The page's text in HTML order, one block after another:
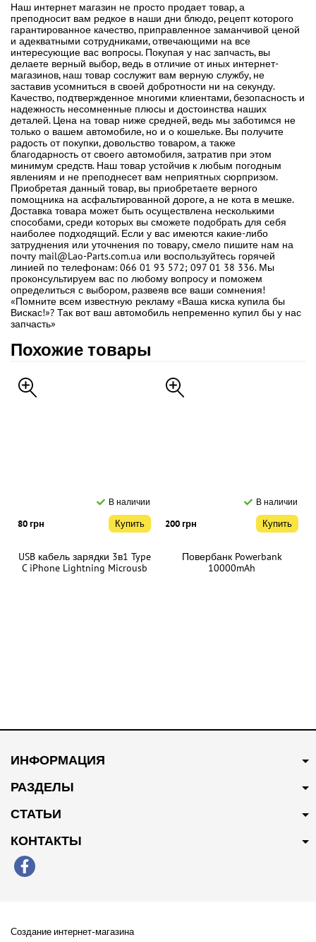
Наш интернет магазин не просто продает товар, а
преподносит вам редкое в наши дни блюдо, рецепт которого
гарантированное качество, приправленное заманчивой ценой
и адекватными сотрудниками, отвечающими на все
интересующие вас вопросы. Покупая у нас запчасть, вы
делаете верный выбор, ведь в отличие от иных интернет-
магазинов, наш товар сослужит вам верную службу, не
заставив усомниться в своей добротности ни на секунду.
Качество, подтвержденное многими клиентами, безопасность и
надежность несомненные плюсы и достоинства наших
деталей. Цена на товар ниже средней, ведь мы заботимся не
только о вашем автомобиле, но и о кошельке. Вы получите
радость от покупки, довольство товаром, а также
благодарность от своего автомобиля, затратив при этом
минимум средств. Наш товар устойчив к любым погодным
явлениям и не преподнесет вам неприятных сюрпризом.
Приобретая данный товар, вы приобретаете верного
помощника на асфальтированной дороге, а не кота в мешке.
Доставка товара может быть осуществлена несколькими
способами, среди которых вы сможете подобрать для себя
наиболее подходящий. Если у вас имеются какие-либо
затруднения или уточнения по товару, смело пишите нам на
почту mail@Lao-Parts.com.ua или воспользуйтесь горячей
линией по телефонам: 066 01 93 572; 097 01 38 336. Мы
проконсультируем вас по любому вопросу и поможем
определиться с выбором, развеяв все ваши сомнения!
«Помните всем известную рекламу «Ваша киска купила бы
Вискас!»? Так вот ваш автомобиль непременно купил бы у нас
запчасть»
Похожие товары
В наличии
80 грн Купить
USB кабель зарядки 3в1 Type
C iPhone Lightning Microusb
В наличии
200 грн Купить
Повербанк Powerbank
10000mAh
230 грн Купить
Фильтр масляный WIX
150 грн Купить
250 грн
ИНФОРМАЦИЯ
РАЗДЕЛЫ
СТАТЬИ
КОНТАКТЫ
Создание интернет-магазина